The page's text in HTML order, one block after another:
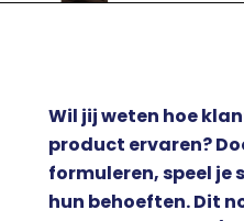
Wil jij weten hoe
product ervaren?
formuleren, speel je
hun behoeften. Dit